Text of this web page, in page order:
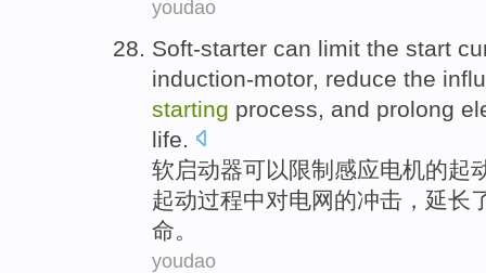
youdao
Soft-starter can limit the start
induction-motor, reduce the
starting process , and prolong
life.
软 启动器可以限制感应电机的起
起动过程中对电网的冲击， 延长
命。
youdao